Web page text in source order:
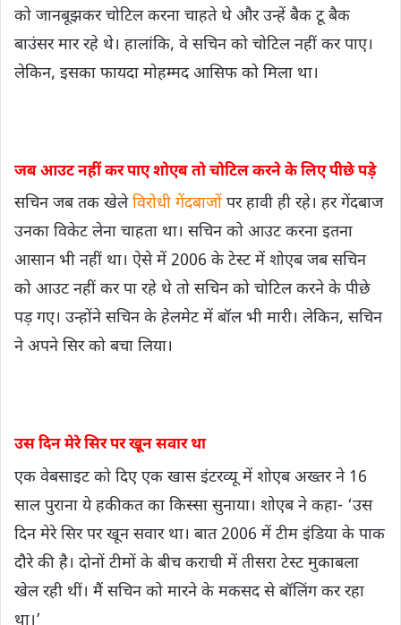
को जानबूझकर चोटिल करना चाहते थे और उन्हें बैक टू बैक
बाउंसर मार रहे थे। हालांकि, वे सचिन को चोटिल नहीं कर पाए।
लेकिन, इसका फायदा मोहम्मद आसिफ को मिला था।
जब आउट नहीं कर पाए शोएब तो चोटिल करने के लिए पीछे पड़े
सचिन जब तक खेलेविरोधी गेंदबाजों पर हावी ही रहे। हर गेंदबाज
उनका विकेट लेना चाहता था। सचिन को आउट करना इतना
आसान भी नहीं था। ऐसे में 2006 के टेस्ट में शोएब जब सचिन
को आउट नहीं कर पा रहे थे तो सचिन को चोटिल करने के पीछे
पड़ गए। उन्होंने सचिन के हेलमेट में बॉल भी मारी। लेकिन, सचिन
ने अपने सिर को बचा लिया।
उस दिन मेरे सिर पर खून सवार था
एक वेबसाइट को दिए एक खास इंटरव्यू में शोएब अख्तर ने 16
साल पुराना ये हकीकत का किस्सा सुनाया। शोएब ने कहा- ‘उस
दिन मेरे सिर पर खून सवार था। बात 2006 में टीम इंडिया के पाक
दौरे की है। दोनों टीमों के बीच कराची में तीसरा टेस्ट मुकाबला
खेल रही थीं। मैं सचिन को मारने के मकसद से बॉलिंग कर रहा
था।’